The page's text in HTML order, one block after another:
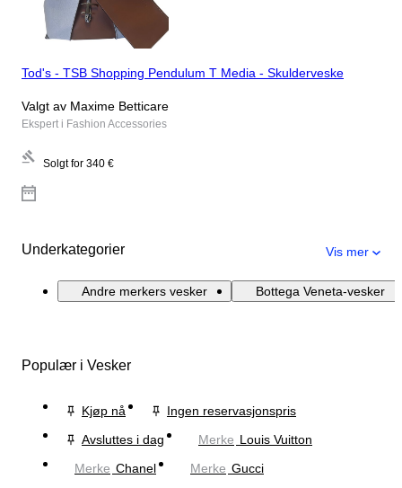
Tod's - TSB Shopping Pendulum T Media - Skulderveske
Valgt av Maxime Betticare
Ekspert i Fashion Accessories
Solgt for 340 €
Underkategorier Vis mer
Andre merkers vesker Bottega Veneta-vesker
Populær i Vesker
Kjøp nå
Ingen reservasjonspris
Avsluttes i dag
Merke Louis Vuitton
Merke Chanel Merke Gucci